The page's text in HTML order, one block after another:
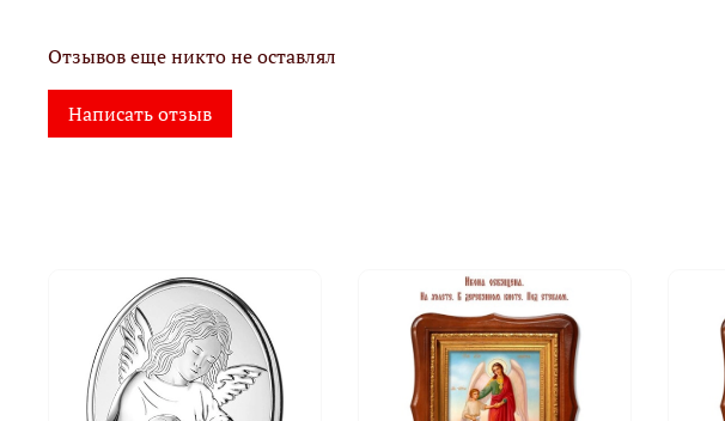
Отзывов еще никто не оставлял
Написать отзыв